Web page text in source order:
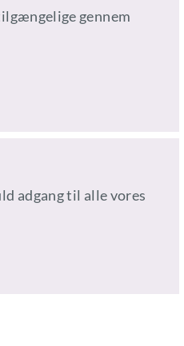
gennem
adgang til alle vores